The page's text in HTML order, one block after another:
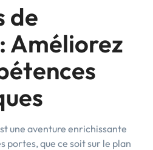
de
Améliorez
une aventure enrichissante
portes, que ce soit sur le plan